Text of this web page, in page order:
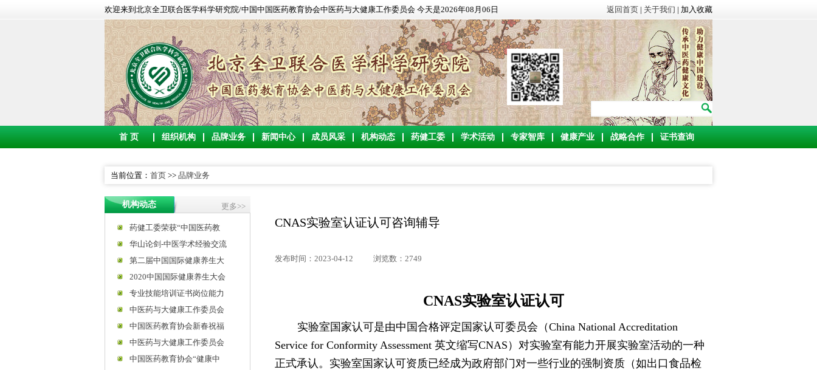
欢迎来到北京全卫联合医学科学研究院/中国中国医药教育协会中医药与大健康工作委员会 今天是2026年08月06日 返回首页 | 关于我们 | 加入收藏
首 页 组织机构 品牌业务 新闻中心 成员风采 机构动态 药健工委 学术活动 专家智库 健康产业 战略合作 证书查询
当前位置： 首页 >> 品牌业务
CNAS实验室认证认可咨询辅导
发布时间：2023-04-12 浏览数：2749
CNAS实验室认证认可
实验室国家认可是由中国合格评定国家认可委员会（China National Accreditation
Service for Conformity Assessment 英文缩写CNAS）对实验室有能力开展实验室活动的一种
正式承认。实验室国家认可资质已经成为政府部门对一些行业的强制资质（如出口食品检
机构动态 更多>>
药健工委荣获“中国医药教
华山论剑-中医学术经验交流
第二届中国国际健康养生大
2020中国国际健康养生大会
专业技能培训证书岗位能力
中医药与大健康工作委员会
中国医药教育协会新春祝福
中医药与大健康工作委员会
中国医药教育协会“健康中